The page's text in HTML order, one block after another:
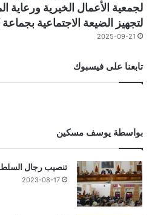
لجمعية الأعمال الخيرية ورعاية
لتجهيز الضيعة الاجتماعية
2025-09-21
تابعنا على فيسبوك
بواسطة يوسف مسكين
تنصيب رجال
2023-08-17